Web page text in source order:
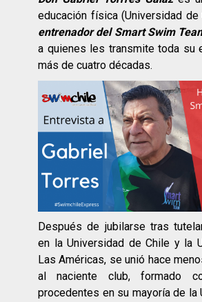
educación física (Universidad de
entrenador del Smart Swim
a quienes les transmite toda su
más de cuatro décadas.
Después de jubilarse tras
en la Universidad de Chile y la
Las Américas, se unió hace
al naciente club, formado
procedentes en su mayoría de la